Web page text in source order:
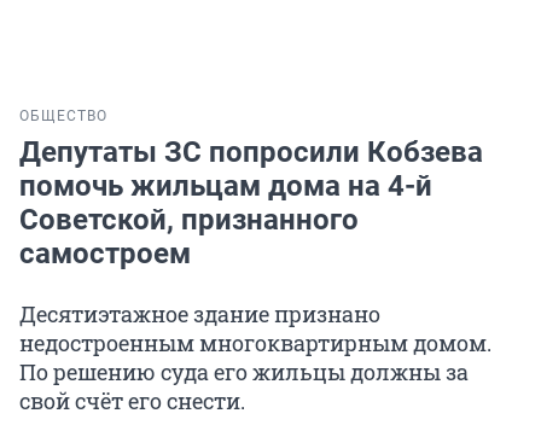
ОБЩЕСТВО
Депутаты ЗС попросили Кобзева
помочь жильцам дома на 4-й
Советской, признанного
самостроем
Десятиэтажное здание признано
недостроенным многоквартирным домом.
По решению суда его жильцы должны за
свой счёт его снести.